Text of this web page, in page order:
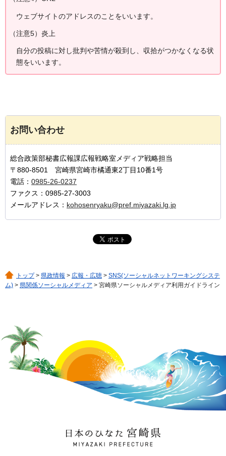
ウェブサイトのアドレスのことをいいます。
（注意5）炎上
自分の投稿に対し批判や苦情が殺到し、収拾がつかなくなる状
態をいいます。
お問い合わせ
総合政策部秘書広報課広報戦略室メディア戦略担当
〒880-8501 宮崎県宮崎市橘通東2丁目10番1号
電話： 0985-26-0237
ファクス：0985-27-3003
メールアドレス： kohosenryaku@pref.miyazaki.lg.jp
トップ> 県政情報 > 広報・広聴 > SNS(ソーシャルネットワーキングシステ
ム) > 県関係ソーシャルメディア > 宮崎県ソーシャルメディア利用ガイドライン
日本のひなた 宮崎県
MIYAZAKI PREFECTURE